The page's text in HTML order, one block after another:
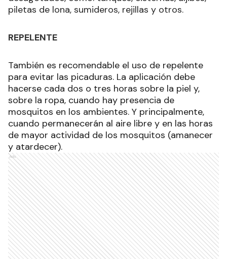
piletas de lona, sumideros, rejillas y otros.
REPELENTE
También es recomendable el uso de repelente
para evitar las picaduras. La aplicación debe
hacerse cada dos o tres horas sobre la piel y,
sobre la ropa, cuando hay presencia de
mosquitos en los ambientes. Y principalmente,
cuando permanecerán al aire libre y en las horas
de mayor actividad de los mosquitos (amanecer
y atardecer).
Ads